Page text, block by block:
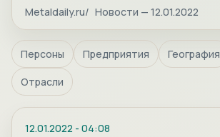
Metaldaily.ru Новости — 12.01.2022
Персоны Предприятия География
Отрасли
12.01.2022 - 04:08